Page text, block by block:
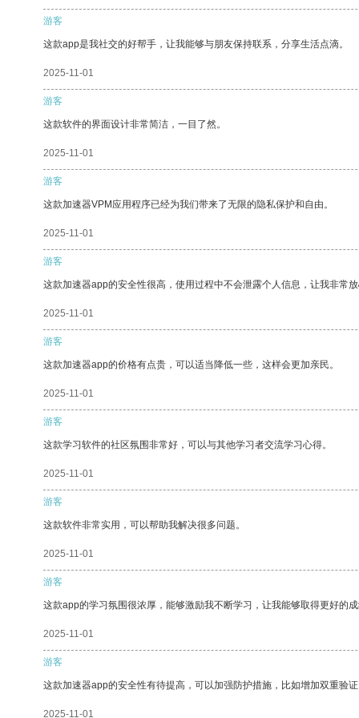
游客
这款app是我社交的好帮手，让我能够与朋友保持联系，分享生活点滴。
2025-11-01
游客
这款软件的界面设计非常简洁，一目了然。
2025-11-01
游客
这款加速器VPM应用程序已经为我们带来了无限的隐私保护和自由。
2025-11-01
游客
这款加速器app的安全性很高，使用过程中不会泄露个人信息，让我非常
2025-11-01
游客
这款加速器app的价格有点贵，可以适当降低一些，这样会更加亲民。
2025-11-01
游客
这款学习软件的社区氛围非常好，可以与其他学习者交流学习心得。
2025-11-01
游客
这款软件非常实用，可以帮助我解决很多问题。
2025-11-01
游客
这款app的学习氛围很浓厚，能够激励我不断学习，让我能够取得更好的
2025-11-01
游客
这款加速器app的安全性有待提高，可以加强防护措施，比如增加双重验
2025-11-01